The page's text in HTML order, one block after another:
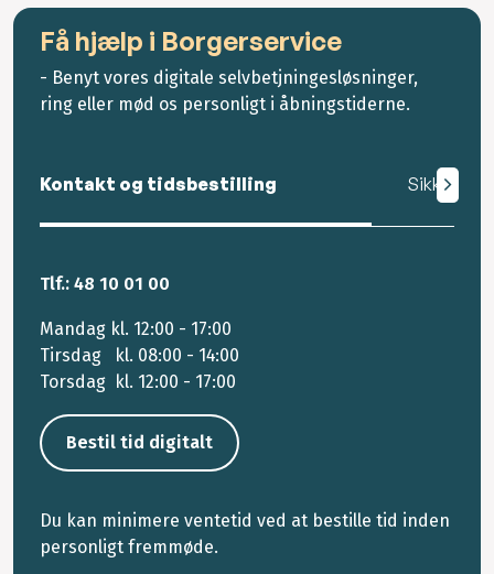
Få hjælp i Borgerservice
- Benyt vores digitale selvbetjningesløsninger,
ring eller mød os personligt i åbningstiderne.
Kontakt og tidsbestilling Sikker mail
Tlf.: 48 10 01 00
Mandag kl. 12:00 - 17:00
Tirsdag kl. 08:00 - 14:00
Torsdag kl. 12:00 - 17:00
Bestil tid digitalt
Du kan minimere ventetid ved at bestille tid inden
personligt fremmøde.